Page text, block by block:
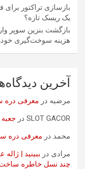
بازسازی تراکتور
یک ریسک تازه؟
هزینه سوخت‌گیری
آخرین
مرضیه در معرفی دره
SLOT GACOR در جعبه
محمد در معرفی دره
مرادی در ببینید |
چند نسل خاطره